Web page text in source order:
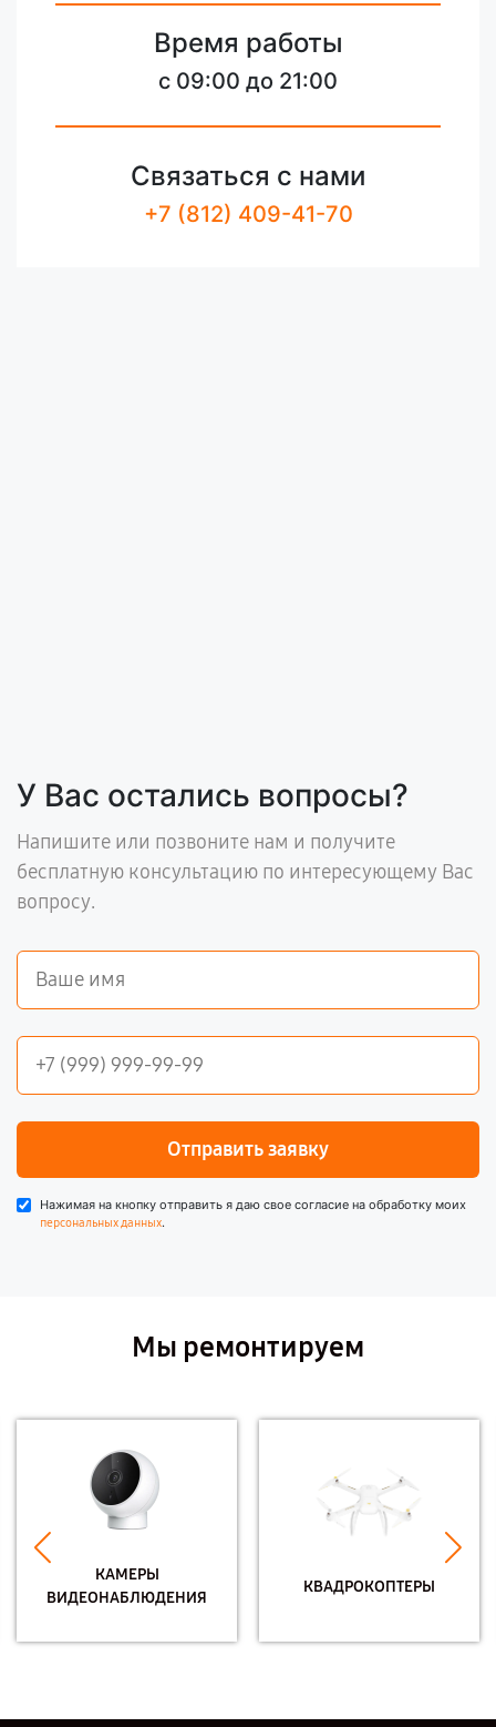
Время работы
c 09:00 до 21:00
Связаться с нами
+7 (812) 409-41-70
У Вас остались вопросы?
Напишите или позвоните нам и получите
бесплатную консультацию по интересующему Вас
вопросу.
Отправить заявку
Нажимая на кнопку отправить я даю свое согласие на обработку моих
персональных данных.
Мы ремонтируем
КАМЕРЫ
ВИДЕОНАБЛЮДЕНИЯ
КВАДРОКОПТЕРЫ